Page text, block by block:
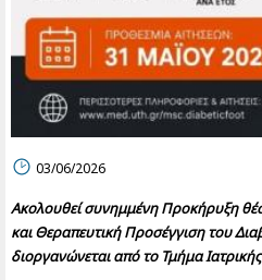
03/06/2026
Ακολουθεί συνημμένη Προκήρυξη
και Θεραπευτική Προσέγγιση του
διοργανώνεται από το Τμήμα